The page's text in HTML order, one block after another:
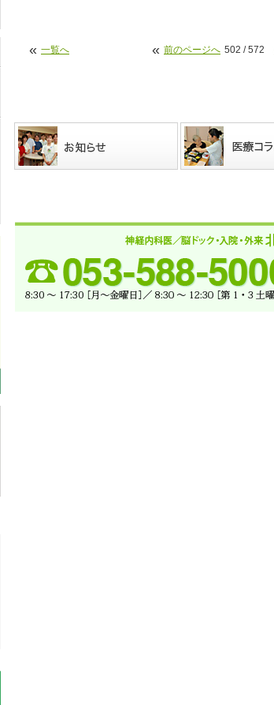
« 一覧へ « 前のページへ 502 / 572